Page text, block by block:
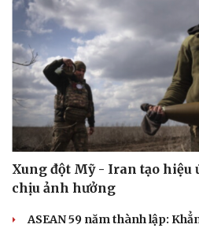
Văn học
Âm nhạc
Di sản
Xung đột Mỹ - Iran tạo
chịu ảnh hưởng
ASEAN 59 năm thành lập: